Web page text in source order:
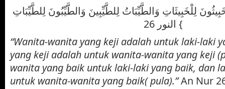
لِلْخَبِيثَاتِ وَالطَّيِّبَاتُ لِلطَّيِّبِينَ وَالطَّيِّبُونَ لِلطَّيِّبَاتِ
} النور 26
“Wanita-wanita yang keji adalah untuk laki-laki
yang keji adalah untuk wanita-wanita yang keji
wanita yang baik untuk laki-laki yang baik, dan
untuk wanita-wanita yang baik( pula).”An Nur